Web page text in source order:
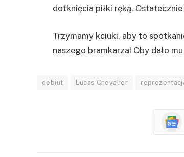
dotknięcia piłki ręką.
Trzymamy kciuki, aby to
naszego bramkarza! Oby dało
debiut Lucas Chevalier